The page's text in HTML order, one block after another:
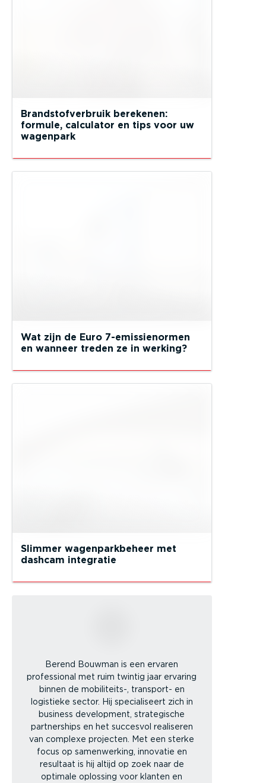
Brandstofverbruik berekenen:
formule, calculator en tips voor uw
wagenpark
Wat zijn de Euro 7-emissienormen
en wanneer treden ze in werking?
Slimmer wagenparkbeheer met
dashcam integratie
Berend Bouwman is een ervaren
professional met ruim twintig jaar ervaring
binnen de mobiliteits-, transport- en
logistieke sector. Hij specialiseert zich in
business development, strategische
partnerships en het succesvol realiseren
van complexe projecten. Met een sterke
focus op samenwerking, innovatie en
resultaat is hij altijd op zoek naar de
optimale oplossing voor klanten en